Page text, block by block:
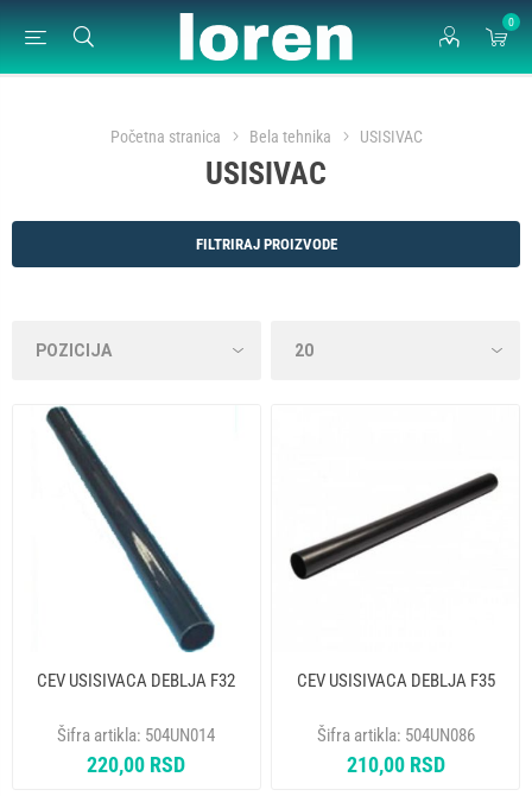
0
Početna stranica Bela tehnika USISIVAC
USISIVAC
FILTRIRAJ PROIZVODE
CEV USISIVACA DEBLJA F32
Šifra artikla: 504UN014
220,00 RSD
CEV USISIVACA DEBLJA F35
Šifra artikla: 504UN086
210,00 RSD